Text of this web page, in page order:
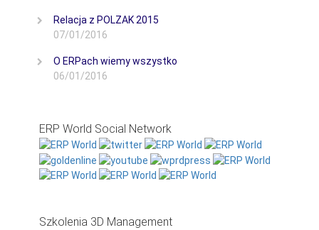
Relacja z POLZAK 2015
07/01/2016
O ERPach wiemy wszystko
06/01/2016
ERP World Social Network
Szkolenia 3D Management